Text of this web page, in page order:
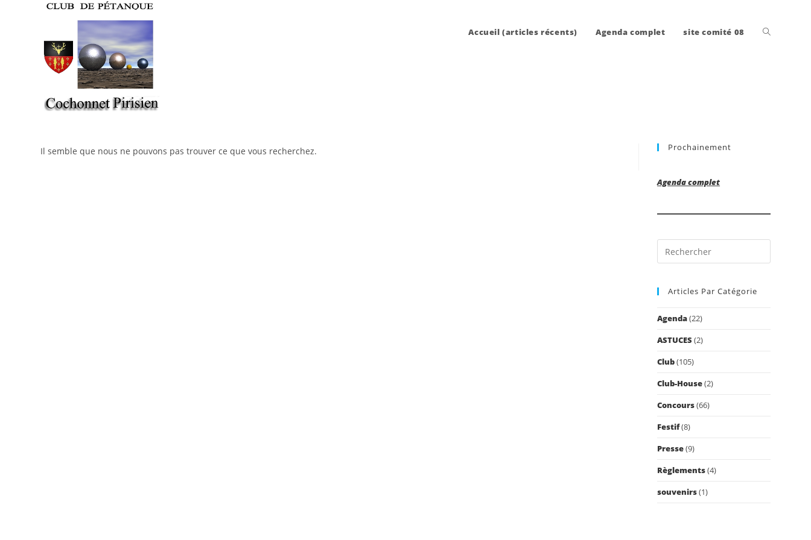
Accueil (articles récents) Agenda complet site comité 08 Toggle
Il semble que nous ne pouvons pas trouver ce que vous recherchez. Prochainement
Agenda complet
Escape
Articles Par Catégorie
Agenda(22)
ASTUCES (2)
Club(105)
Club-House(2)
Concours(66)
Festif(8)
Presse(9)
Règlements(4)
souvenirs(1)